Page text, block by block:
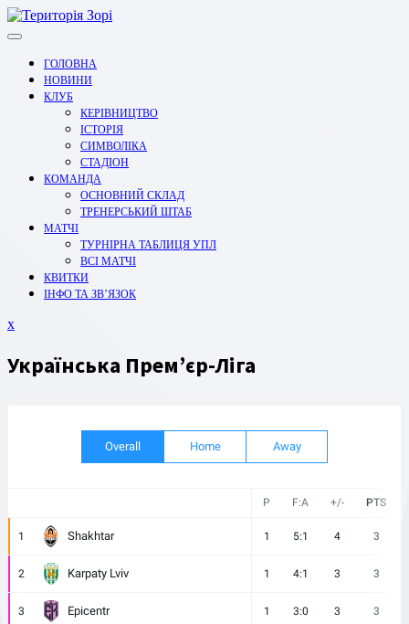
Перейти
до
ГОЛОВНА
НОВИНИ
КЛУБ
КЕРІВНИЦТВО
ІСТОРІЯ
СИМВОЛІКА
СТАДІОН
КОМАНДА
ОСНОВНИЙ СКЛАД
ТРЕНЕРСЬКИЙ ШТАБ
МАТЧІ
ТУРНІРНА ТАБЛИЦЯ УПЛ
ВСІ МАТЧІ
КВИТКИ
ІНФО ТА ЗВ’ЯЗОК
xЗакрити
Українська Премʼєр-Ліга
Overall Home Away
P F:A +/- PTS
1 Shakhtar 1 5:1 4 3
2 Karpaty Lviv 1 4:1 3 3
3 Epicentr 1 3:0 3 3